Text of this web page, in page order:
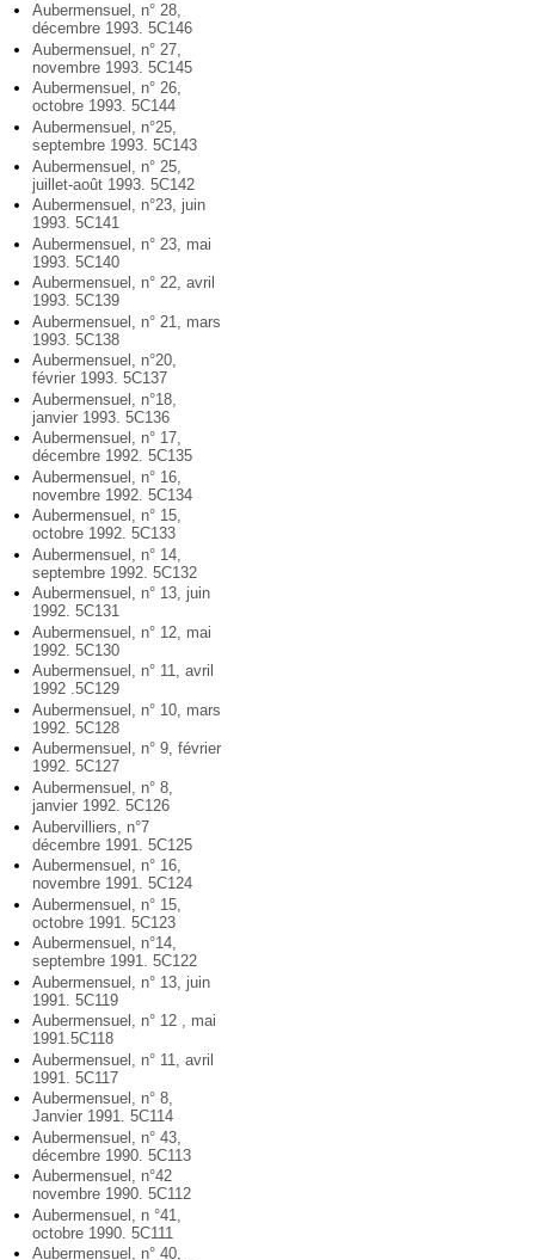
Aubermensuel, n° 28,
décembre 1993. 5C146
Aubermensuel, n° 27,
novembre 1993. 5C145
Aubermensuel, n° 26,
octobre 1993. 5C144
Aubermensuel, n°25,
septembre 1993. 5C143
Aubermensuel, n° 25,
juillet-août 1993. 5C142
Aubermensuel, n°23, juin
1993. 5C141
Aubermensuel, n° 23, mai
1993. 5C140
Aubermensuel, n° 22, avril
1993. 5C139
Aubermensuel, n° 21, mars
1993. 5C138
Aubermensuel, n°20,
février 1993. 5C137
Aubermensuel, n°18,
janvier 1993. 5C136
Aubermensuel, n° 17,
décembre 1992. 5C135
Aubermensuel, n° 16,
novembre 1992. 5C134
Aubermensuel, n° 15,
octobre 1992. 5C133
Aubermensuel, n° 14,
septembre 1992. 5C132
Aubermensuel, n° 13, juin
1992. 5C131
Aubermensuel, n° 12, mai
1992. 5C130
Aubermensuel, n° 11, avril
1992 .5C129
Aubermensuel, n° 10, mars
1992. 5C128
Aubermensuel, n° 9, février
1992. 5C127
Aubermensuel, n° 8,
janvier 1992. 5C126
Aubervilliers, n°7
décembre 1991. 5C125
Aubermensuel, n° 16,
novembre 1991. 5C124
Aubermensuel, n° 15,
octobre 1991. 5C123
Aubermensuel, n°14,
septembre 1991. 5C122
Aubermensuel, n° 13, juin
1991. 5C119
Aubermensuel, n° 12 , mai
1991.5C118
Aubermensuel, n° 11, avril
1991. 5C117
Aubermensuel, n° 8,
Janvier 1991. 5C114
Aubermensuel, n° 43,
décembre 1990. 5C113
Aubermensuel, n°42
novembre 1990. 5C112
Aubermensuel, n °41,
octobre 1990. 5C111
Aubermensuel, n° 40,